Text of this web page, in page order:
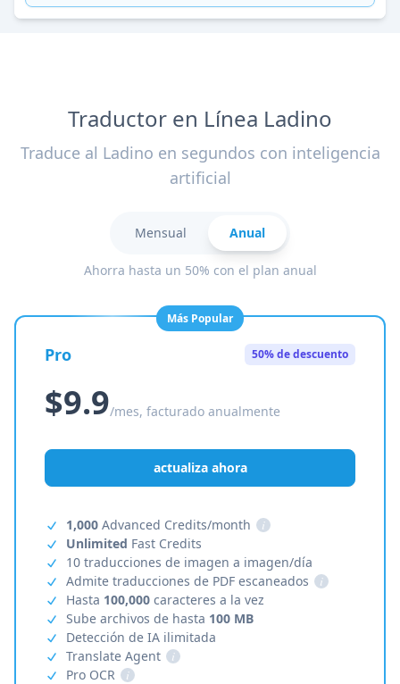
Traductor en Línea Ladino
Traduce al Ladino en segundos con inteligencia
artificial
Mensual Anual
Ahorra hasta un 50% con el plan anual
Más Popular
Pro 50% de descuento
$9.9/mes, facturado anualmente
actualiza ahora
1,000 Advanced Credits/month
i
Unlimited Fast Credits
10 traducciones de imagen a imagen/día
Admite traducciones de PDF escaneados
i
Hasta 100,000 caracteres a la vez
Sube archivos de hasta 100 MB
Detección de IA ilimitada
Translate Agent
i
Pro OCR
i